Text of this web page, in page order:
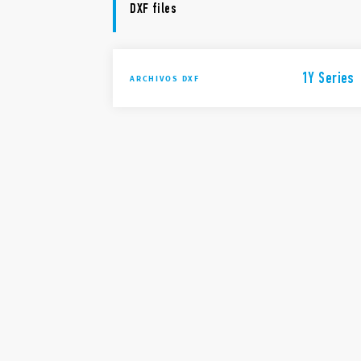
DXF files
ARCHIVOS DXF 1Y Series